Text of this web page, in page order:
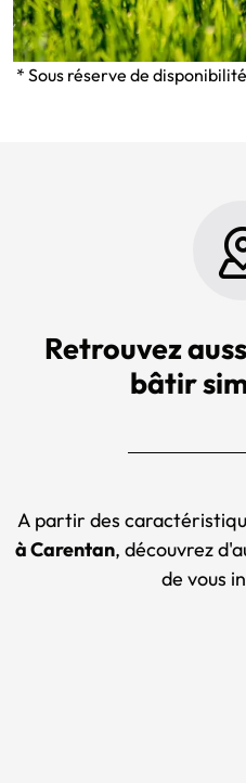
* Sous réserve de
Retrouvez
bâtir
A partir des
à Carentan, découvrez
de vous